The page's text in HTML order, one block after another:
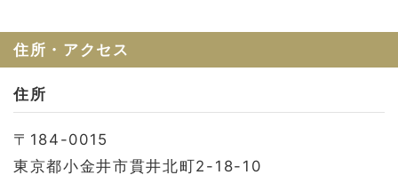
住所・アクセス
住所
〒184-0015
東京都小金井市貫井北町2-18-10